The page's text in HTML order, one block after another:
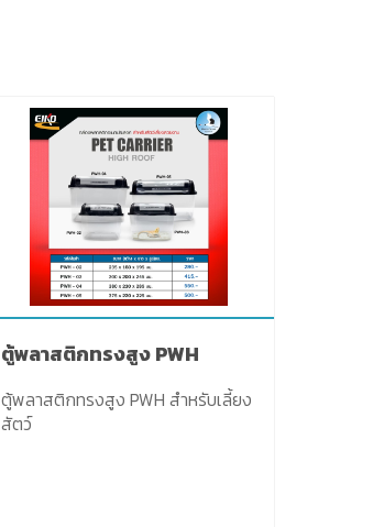
ตู้พลาสติกทรงสูง PWH
ตู้พลาสติกทรงสูง PWH สำหรับเลี้ยง
สัตว์